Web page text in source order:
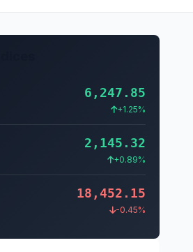
6,247.85
+1.25%
2,145.32
+0.89%
18,452.15
-0.45%